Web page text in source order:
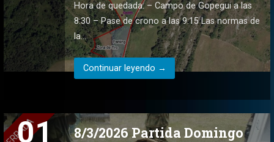
Hora de quedada: – Campo de Gopegui a las
8:30 – Pase de crono a las 9:15 Las normas de
la…
Continuar leyendo →
8/3/2026 Partida Domingo
01